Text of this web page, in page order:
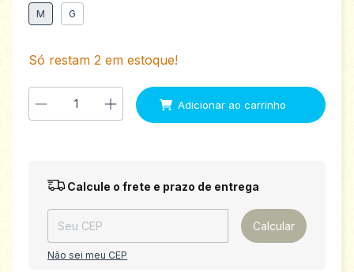
M G
Só restam 2 em estoque!
Entregas para o CEP: Alterar CEP
Calcule o frete e prazo de entrega
Calcular
Não sei meu CEP